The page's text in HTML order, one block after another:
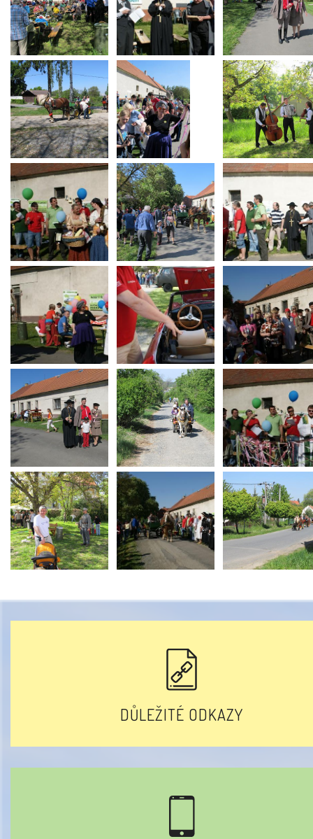
DŮLEŽITÉ ODKAZY